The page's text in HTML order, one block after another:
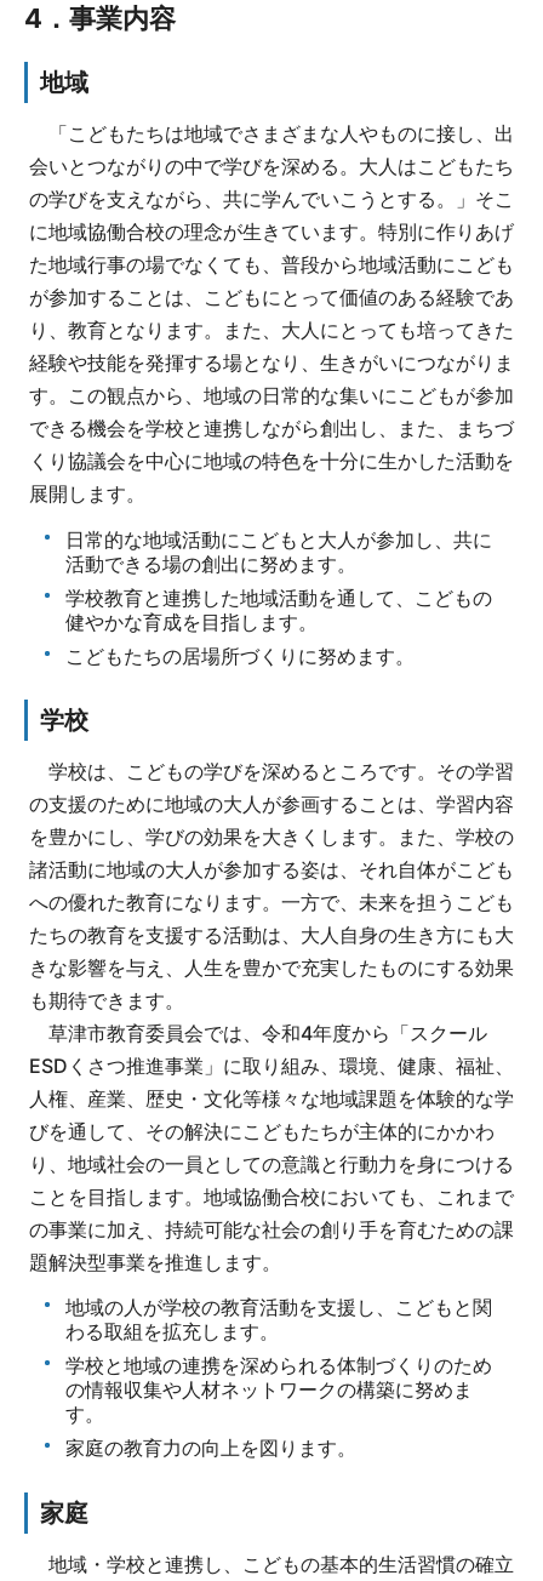
4．事業内容
地域
「こどもたちは地域でさまざまな人やものに接し、出
会いとつながりの中で学びを深める。大人はこどもたち
の学びを支えながら、共に学んでいこうとする。」そこ
に地域協働合校の理念が生きています。特別に作りあげ
た地域行事の場でなくても、普段から地域活動にこども
が参加することは、こどもにとって価値のある経験であ
り、教育となります。また、大人にとっても培ってきた
経験や技能を発揮する場となり、生きがいにつながりま
す。この観点から、地域の日常的な集いにこどもが参加
できる機会を学校と連携しながら創出し、また、まちづ
くり協議会を中心に地域の特色を十分に生かした活動を
展開します。
日常的な地域活動にこどもと大人が参加し、共に
活動できる場の創出に努めます。
学校教育と連携した地域活動を通して、こどもの
健やかな育成を目指します。
こどもたちの居場所づくりに努めます。
学校
学校は、こどもの学びを深めるところです。その学習
の支援のために地域の大人が参画することは、学習内容
を豊かにし、学びの効果を大きくします。また、学校の
諸活動に地域の大人が参加する姿は、それ自体がこども
への優れた教育になります。一方で、未来を担うこども
たちの教育を支援する活動は、大人自身の生き方にも大
きな影響を与え、人生を豊かで充実したものにする効果
も期待できます。
草津市教育委員会では、令和4年度から「スクール
ESDくさつ推進事業」に取り組み、環境、健康、福祉、
人権、産業、歴史・文化等様々な地域課題を体験的な学
びを通して、その解決にこどもたちが主体的にかかわ
り、地域社会の一員としての意識と行動力を身につける
ことを目指します。地域協働合校においても、これまで
の事業に加え、持続可能な社会の創り手を育むための課
題解決型事業を推進します。
地域の人が学校の教育活動を支援し、こどもと関
わる取組を拡充します。
学校と地域の連携を深められる体制づくりのため
の情報収集や人材ネットワークの構築に努めま
す。
家庭の教育力の向上を図ります。
家庭
地域・学校と連携し、こどもの基本的生活習慣の確立